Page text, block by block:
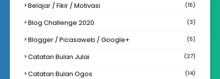
Belajar / Fikir / Motivasi (15)
Blog Challenge 2020 (3)
Blogger / Picasaweb / Google+ (5)
Catatan Bulan Julai (27)
Catatan Bulan Ogos (14)